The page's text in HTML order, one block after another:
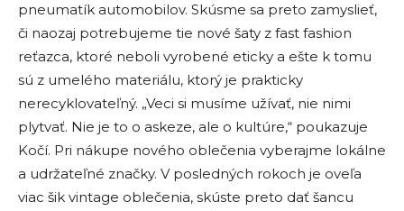
pneumatík automobilov. Skúsme sa preto zamyslieť,
či naozaj potrebujeme tie nové šaty z fast fashion
reťazca, ktoré neboli vyrobené eticky a ešte k tomu
sú z umelého materiálu, ktorý je prakticky
nerecyklovateľný. „Veci si musíme užívať, nie nimi
plytvať. Nie je to o askeze, ale o kultúre,“ poukazuje
Kočí. Pri nákupe nového oblečenia vyberajme lokálne
a udržateľné značky. V posledných rokoch je oveľa
viac šik vintage oblečenia, skúste preto dať šancu